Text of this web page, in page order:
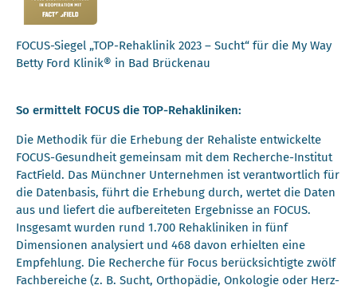
FOCUS-Siegel „TOP-Rehaklinik 2023 – Sucht“ für die My Way
Betty Ford Klinik® in Bad Brückenau
So ermittelt FOCUS die TOP-Rehakliniken:
Die Methodik für die Erhebung der Rehaliste entwickelte
FOCUS-Gesundheit gemeinsam mit dem Recherche-Institut
FactField. Das Münchner Unternehmen ist verantwortlich für
die Datenbasis, führt die Erhebung durch, wertet die Daten
aus und liefert die aufbereiteten Ergebnisse an FOCUS.
Insgesamt wurden rund 1.700 Rehakliniken in fünf
Dimensionen analysiert und 468 davon erhielten eine
Empfehlung. Die Recherche für Focus berücksichtigte zwölf
Fachbereiche (z. B. Sucht, Orthopädie, Onkologie oder Herz-